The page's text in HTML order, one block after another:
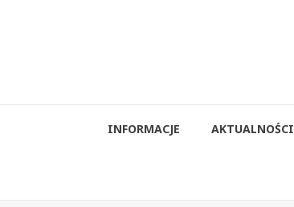
INFORMACJE AKTUALNOŚCI